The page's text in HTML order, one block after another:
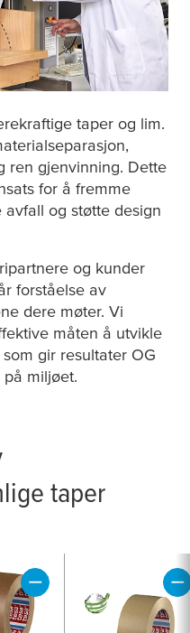
taper og lim.
ren gjenvinning. Dette
for å fremme
og støtte design
og kunder
forståelse av
dere møter. Vi
måten å utvikle
gir resultater OG
miljøet.
taper